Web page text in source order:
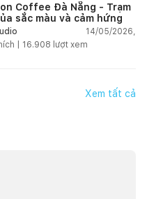
Coffee Đà Nẵng - Trạm
sắc màu và cảm hứng
14/05/2026,
| 16.908 lượt xem
Xem tất cả